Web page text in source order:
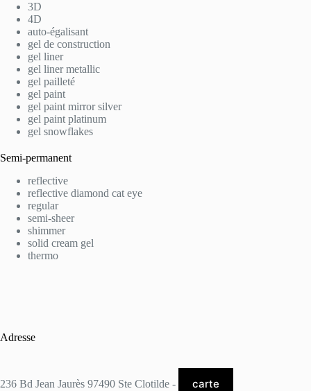
3D
4D
auto-égalisant
gel de construction
gel liner
gel liner metallic
gel pailleté
gel paint
gel paint mirror silver
gel paint platinum
gel snowflakes
Semi-permanent
reflective
reflective diamond cat eye
regular
semi-sheer
shimmer
solid cream gel
thermo
Adresse
236 Bd Jean Jaurès 97490 Ste Clotilde - carte